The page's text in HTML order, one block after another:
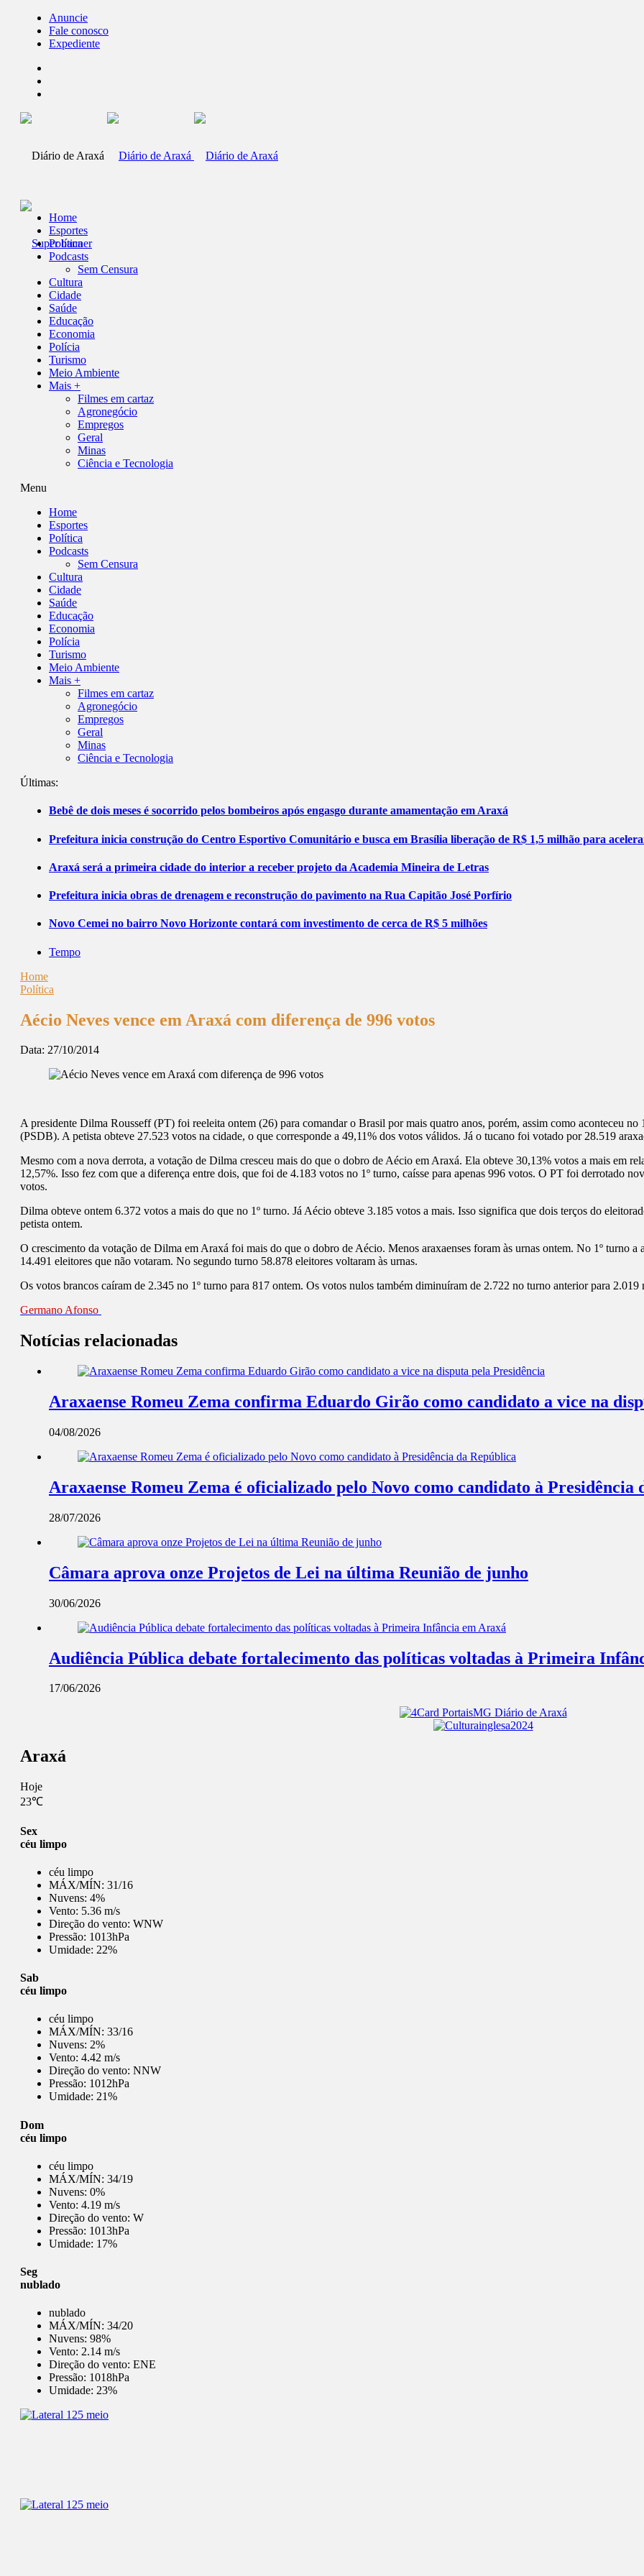
Anuncie
Fale conosco
Expediente
Home
Esportes
Política
Podcasts
Sem Censura
Cultura
Cidade
Saúde
Educação
Economia
Polícia
Turismo
Meio Ambiente
Mais +
Filmes em cartaz
Agronegócio
Empregos
Geral
Minas
Ciência e Tecnologia
Menu
Home
Esportes
Política
Podcasts
Sem Censura
Cultura
Cidade
Saúde
Educação
Economia
Polícia
Turismo
Meio Ambiente
Mais +
Filmes em cartaz
Agronegócio
Empregos
Geral
Minas
Ciência e Tecnologia
Últimas:
Bebê de dois meses é socorrido pelos bombeiros após engasgo durante amamentação em Araxá
Prefeitura inicia construção do Centro Esportivo Comunitário e busca em Brasília liberação de R$ 1,5 milhão para
Araxá será a primeira cidade do interior a receber projeto da Academia Mineira de Letras
Prefeitura inicia obras de drenagem e reconstrução do pavimento na Rua Capitão José Porfírio
Novo Cemei no bairro Novo Horizonte contará com investimento de cerca de R$ 5 milhões
Tempo
Home
Política
Aécio Neves vence em Araxá com diferença de 996 votos
Data: 27/10/2014
A presidente Dilma Rousseff (PT) foi reeleita ontem (26) para comandar o Brasil por mais quatro anos, porém, assim como aconteceu
(PSDB). A petista obteve 27.523 votos na cidade, o que corresponde a 49,11% dos votos válidos. Já o tucano foi votado por 28.519
Mesmo com a nova derrota, a votação de Dilma cresceu mais do que o dobro de Aécio em Araxá. Ela obteve 30,13% votos a mais em
12,57%. Isso fez com que a diferença entre dois, que foi de 4.183 votos no 1º turno, caísse para apenas 996 votos. O PT foi derrotado
votos.
Dilma obteve ontem 6.372 votos a mais do que no 1º turno. Já Aécio obteve 3.185 votos a mais. Isso significa que dois terços do
petista ontem.
O crescimento da votação de Dilma em Araxá foi mais do que o dobro de Aécio. Menos araxaenses foram às urnas ontem. No 1º turno
14.491 eleitores que não votaram. No segundo turno 58.878 eleitores voltaram às urnas.
Os votos brancos caíram de 2.345 no 1º turno para 817 ontem. Os votos nulos também diminuíram de 2.722 no turno anterior para 2.019
Germano Afonso
Notícias relacionadas
Araxaense Romeu Zema confirma Eduardo Girão como candidato a vice na
04/08/2026
Araxaense Romeu Zema é oficializado pelo Novo como candidato à Presidência
28/07/2026
Câmara aprova onze Projetos de Lei na última Reunião de junho
30/06/2026
Audiência Pública debate fortalecimento das políticas voltadas à Primeira
17/06/2026
Araxá
Hoje
23℃
Sex
céu limpo
céu limpo
MÁX/MÍN: 31/16
Nuvens: 4%
Vento: 5.36 m/s
Direção do vento: WNW
Pressão: 1013hPa
Umidade: 22%
Sab
céu limpo
céu limpo
MÁX/MÍN: 33/16
Nuvens: 2%
Vento: 4.42 m/s
Direção do vento: NNW
Pressão: 1012hPa
Umidade: 21%
Dom
céu limpo
céu limpo
MÁX/MÍN: 34/19
Nuvens: 0%
Vento: 4.19 m/s
Direção do vento: W
Pressão: 1013hPa
Umidade: 17%
Seg
nublado
nublado
MÁX/MÍN: 34/20
Nuvens: 98%
Vento: 2.14 m/s
Direção do vento: ENE
Pressão: 1018hPa
Umidade: 23%